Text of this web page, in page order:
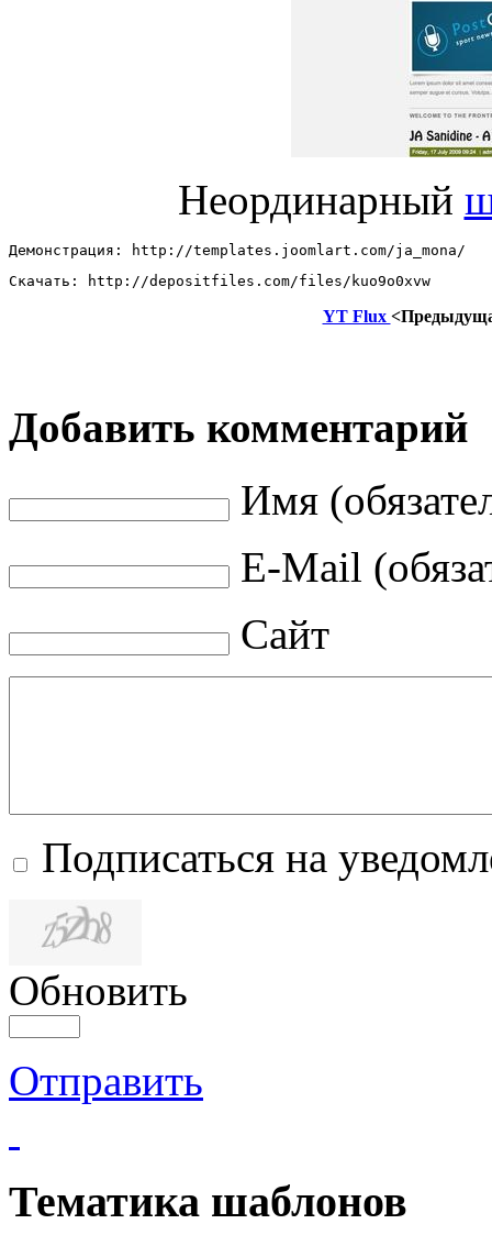
Неординарный
Демонстрация: http://templates.joomlart.com/ja_mona/
Скачать: http://depositfiles.com/files/kuo9o0xvw
YT Flux
Добавить комментарий
Имя
E-Mail
Сайт
Подписаться на
Обновить
Отправить
Тематика шаблонов